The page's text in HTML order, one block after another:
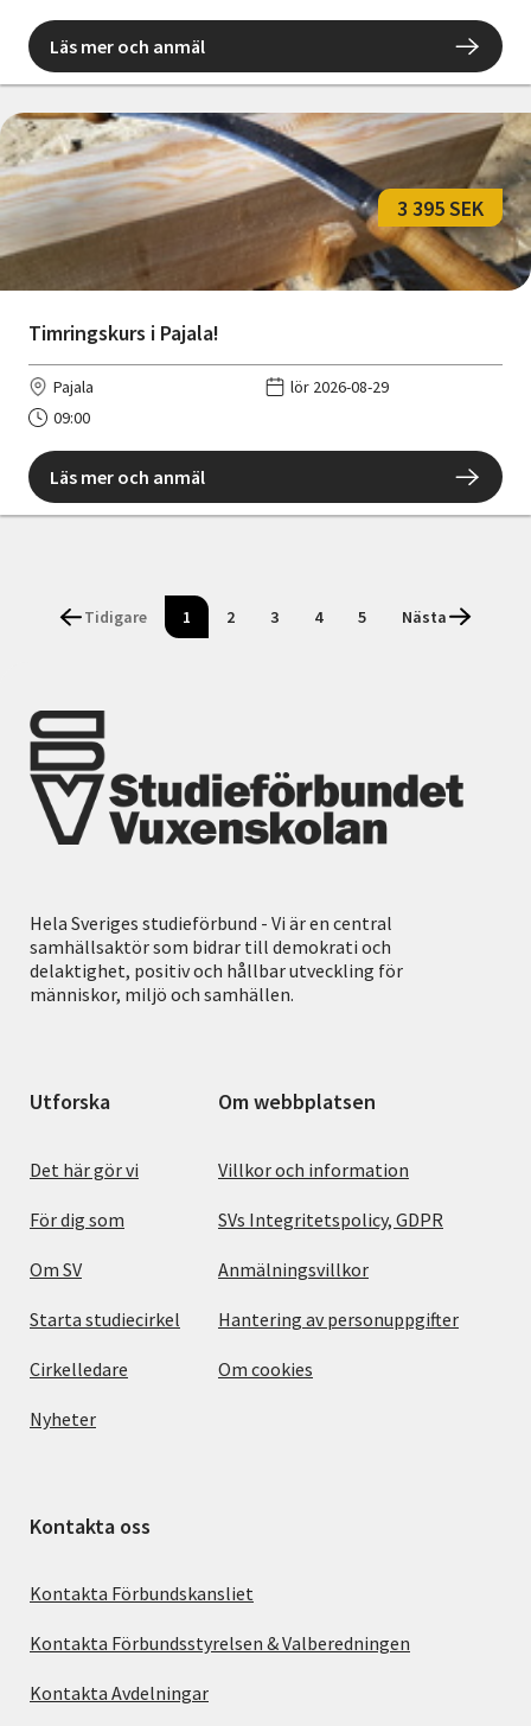
Läs mer och anmäl
Timringskurs i Pajala!
3 395 SEK
Pajala
lör 2026-08-29
09:00
Läs mer och anmäl
Tidigare 1 2 3 4 5 Nästa
Hela Sveriges studieförbund - Vi är en central
samhällsaktör som bidrar till demokrati och
delaktighet, positiv och hållbar utveckling för
människor, miljö och samhällen.
Utforska
Det här gör vi
För dig som
Om SV
Starta studiecirkel
Cirkelledare
Nyheter
Om webbplatsen
Villkor och information
SVs Integritetspolicy, GDPR
Anmälningsvillkor
Hantering av personuppgifter
Om cookies
Kontakta oss
Kontakta Förbundskansliet
Kontakta Förbundsstyrelsen & Valberedningen
Kontakta Avdelningar